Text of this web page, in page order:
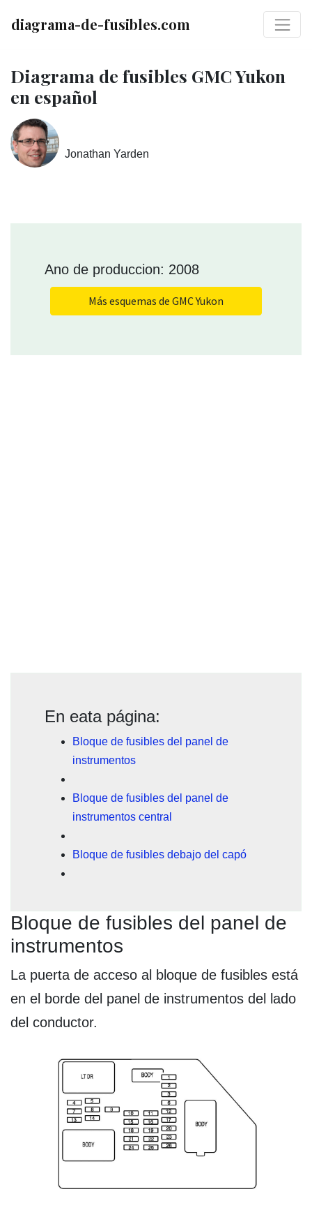
diagrama-de-fusibles.com
Diagrama de fusibles GMC Yukon
en español
Jonathan Yarden
Ano de produccion: 2008
Más esquemas de GMC Yukon
En eata página:
Bloque de fusibles del panel de
instrumentos
Bloque de fusibles del panel de
instrumentos central
Bloque de fusibles debajo del capó
Bloque de fusibles del panel de
instrumentos
La puerta de acceso al bloque de fusibles está
en el borde del panel de instrumentos del lado
del conductor.